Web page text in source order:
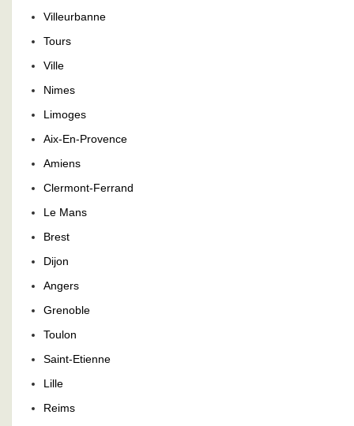
Villeurbanne
Tours
Ville
Nimes
Limoges
Aix-En-Provence
Amiens
Clermont-Ferrand
Le Mans
Brest
Dijon
Angers
Grenoble
Toulon
Saint-Etienne
Lille
Reims